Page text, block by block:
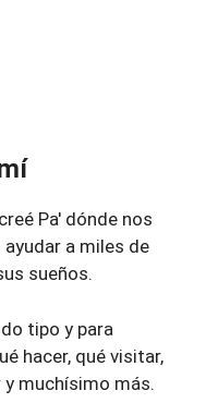
Pa' dónde nos
a miles de
sueños.
tipo y para
hacer, qué visitar,
muchísimo más.